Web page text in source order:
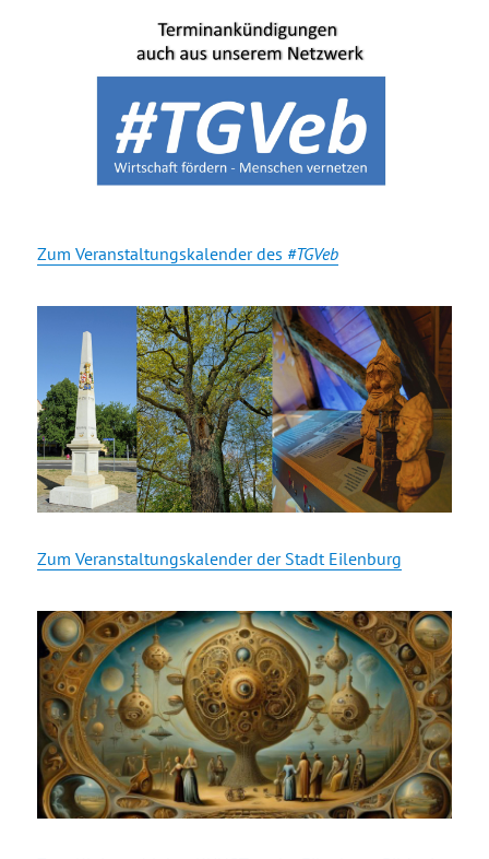
Zum Veranstaltungskalender des #TGVeb
Zum Veranstaltungskalender der Stadt Eilenburg